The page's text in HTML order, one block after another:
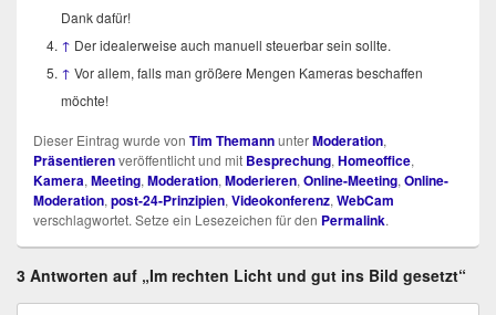
Dank dafür!
↑ Der idea­ler­wei­se auch manu­ell steu­er­bar sein sollte.
↑ Vor allem, falls man grö­ße­re Men­gen Kame­ras beschaf­fen
möchte!
Dieser Eintrag wurde von Tim ThemannunterModeration,
Präsentierenveröffentlicht und mit Besprechung, Homeoffice,
Kamera, Meeting, Moderation, Moderieren, Online-Meeting, Online-
Moderation, post-24-Prinzipien, Videokonferenz, WebCam
verschlagwortet. Setze ein Lesezeichen für den Permalink.
3 Antworten auf „Im rechten Licht und gut ins Bild gesetzt“